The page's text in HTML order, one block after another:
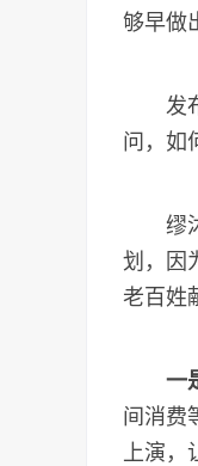
够早做
发布
问，如
缪沐
划，因
老百姓
一
间消费
上演，